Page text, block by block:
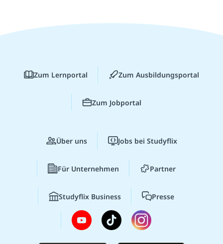
Zum Lernportal Zum Ausbildungsportal
Zum Jobportal
Über uns Jobs bei Studyflix
Für Unternehmen Partner
Studyflix Business Presse